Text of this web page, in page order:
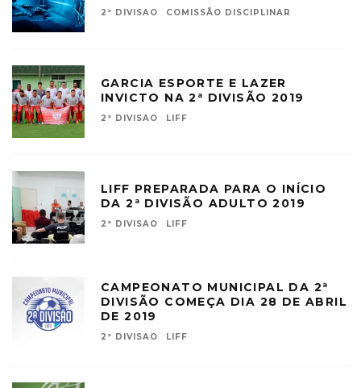
2ª DIVISAO COMISSÃO DISCIPLINAR
GARCIA ESPORTE E LAZER
INVICTO NA 2ª DIVISÃO 2019
2ª DIVISAO LIFF
LIFF PREPARADA PARA O INÍCIO
DA 2ª DIVISÃO ADULTO 2019
2ª DIVISAO LIFF
CAMPEONATO MUNICIPAL DA 2ª
DIVISÃO COMEÇA DIA 28 DE ABRIL
DE 2019
2ª DIVISAO LIFF